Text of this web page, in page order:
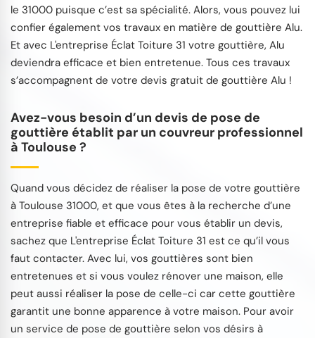
le 31000 puisque c’est sa spécialité. Alors, vous pouvez lui
confier également vos travaux en matière de gouttière Alu.
Et avec L'entreprise Éclat Toiture 31 votre gouttière, Alu
deviendra efficace et bien entretenue. Tous ces travaux
s’accompagnent de votre devis gratuit de gouttière Alu !
Avez-vous besoin d’un devis de pose de
gouttière établit par un couvreur professionnel
à Toulouse ?
Quand vous décidez de réaliser la pose de votre gouttière
à Toulouse 31000, et que vous êtes à la recherche d’une
entreprise fiable et efficace pour vous établir un devis,
sachez que L'entreprise Éclat Toiture 31 est ce qu’il vous
faut contacter. Avec lui, vos gouttières sont bien
entretenues et si vous voulez rénover une maison, elle
peut aussi réaliser la pose de celle-ci car cette gouttière
garantit une bonne apparence à votre maison. Pour avoir
un service de pose de gouttière selon vos désirs à